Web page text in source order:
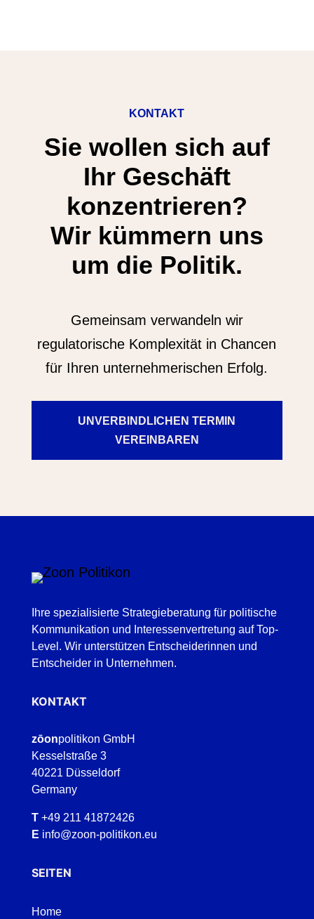
KONTAKT
Sie wollen sich auf
Ihr Geschäft
konzentrieren?
Wir kümmern uns
um die Politik.
Gemeinsam verwandeln wir
regulatorische Komplexität in Chancen
für Ihren unternehmerischen Erfolg.
UNVERBINDLICHEN TERMIN
VEREINBAREN
Ihre spezialisierte Strategieberatung für politische
Kommunikation und Interessenvertretung auf Top-
Level. Wir unterstützen Entscheiderinnen und
Entscheider in Unternehmen.
KONTAKT
zōonpolitikon GmbH
Kesselstraße 3
40221 Düsseldorf
Germany
T +49 211 41872426
E info@zoon-politikon.eu
SEITEN
Home